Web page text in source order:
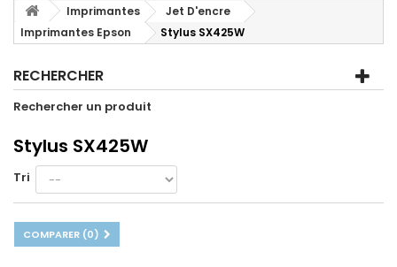
Imprimantes
Jet D'encre
Imprimantes Epson
Stylus SX425W
RECHERCHER
Rechercher un produit
Stylus SX425W
Tri
COMPARER (0)